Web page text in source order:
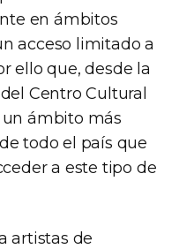
en ámbitos
acceso limitado a
ello que, desde la
Centro Cultural
un ámbito más
todo el país que
a este tipo de
artistas de